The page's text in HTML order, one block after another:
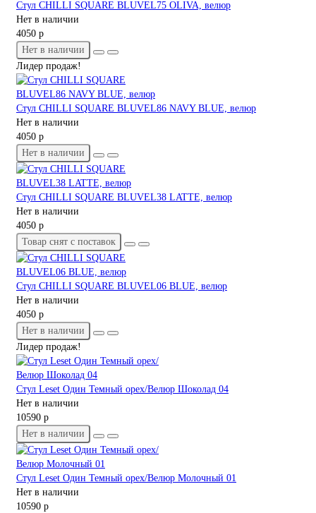
Стул CHILLI SQUARE BLUVEL75 OLIVA, велюр
Нет в наличии
4050 р
Нет в наличии
Лидер продаж!
Стул CHILLI SQUARE BLUVEL86 NAVY BLUE, велюр
Нет в наличии
4050 р
Нет в наличии
Стул CHILLI SQUARE BLUVEL38 LATTE, велюр
Нет в наличии
4050 р
Товар снят с поставок
Стул CHILLI SQUARE BLUVEL06 BLUE, велюр
Нет в наличии
4050 р
Нет в наличии
Лидер продаж!
Стул Leset Один Темный орех/Велюр Шоколад 04
Нет в наличии
10590 р
Нет в наличии
Стул Leset Один Темный орех/Велюр Молочный 01
Нет в наличии
10590 р